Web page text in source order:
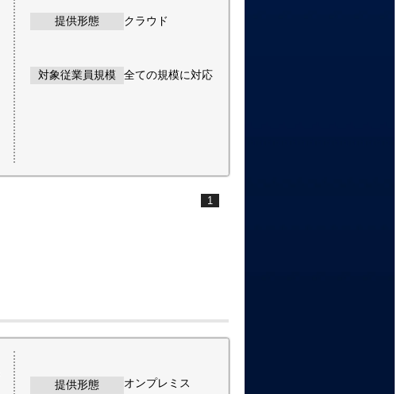
提供形態 クラウド
対象従業員規模 全ての規模に対応
1
提供形態 オンプレミス